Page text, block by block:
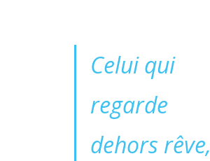
Celui qui
regarde
dehors rêve,